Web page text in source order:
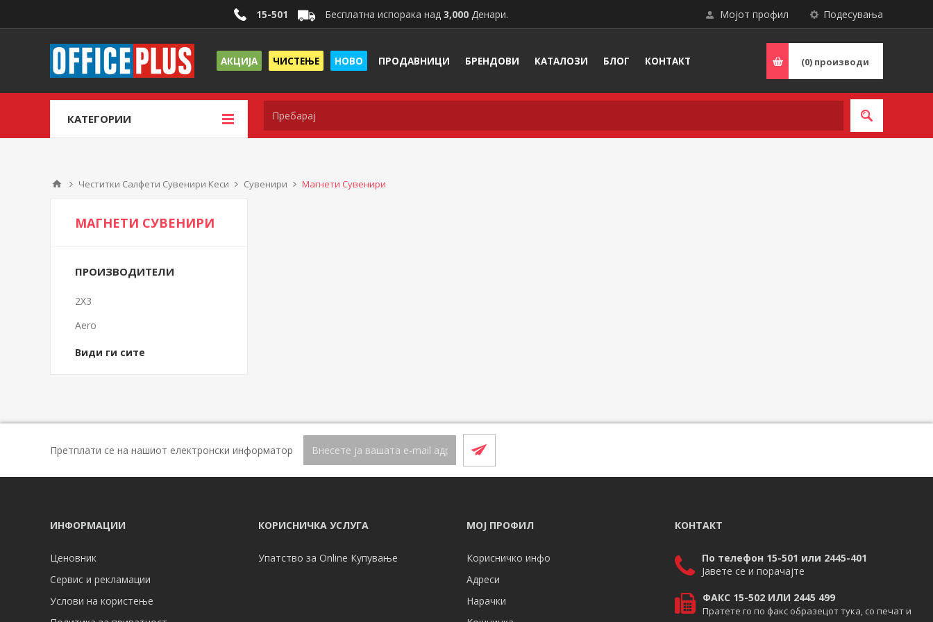
Подесувања
Мојот профил
15-501 Бесплатна испорака над 3,000 Денари.
АКЦИЈА ЧИСТЕЊЕ НОВО ПРОДАВНИЦИ БРЕНДОВИ КАТАЛОЗИ БЛОГ КОНТАКТ (0) производи
КАТЕГОРИИ
Честитки Салфети Сувенири Кеси Сувенири Магнети Сувенири
МАГНЕТИ СУВЕНИРИ
ПРОИЗВОДИТЕЛИ
2X3
Aero
Види ги сите
Претплати се на нашиот електронски информатор
ИНФОРМАЦИИ
Ценовник
Сервис и рекламации
Услови на користење
КОРИСНИЧКА УСЛУГА
Упатство за Online Купување
МОЈ ПРОФИЛ
Корисничко инфо
Адреси
Нарачки
КОНТАКТ
По телефон 15-501 или 2445-401
Јавете се и порачајте
ФАКС 15-502 ИЛИ 2445 499
Пратете го по факс образецот тука, со печат и